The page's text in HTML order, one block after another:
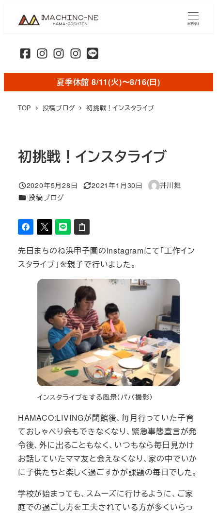
ン
MENU
夏季休館 8/11(火)〜8/16(日)
TOP 投稿ブログ 初挑戦！インスタライブ
初挑戦！インスタライブ
投稿日
2020年5月28日
更新日
2021年1月30日
著
井川舞
カテゴリー
投稿ブログ
先日まちのね浜甲子園のInstagramにて「工作イン
スタライブ」を親子で行いました。
インスタライブをする風景（パパ撮影）
HAMACO:LIVINGが閉館後、毎月行っていた子育
ておしゃべり会もできなくなり、緊急事態宣言が発
令後、外に出ることもなく、いつもなら毎日見かけ
お話していたママ友と会えなくなり、家の中でいか
に子供たちと楽しく過ごすかが課題の毎日でした。
学校が始まっても、スムーズに行けるように、ご家
庭での過ごし方を工夫されている方が多くいらっ